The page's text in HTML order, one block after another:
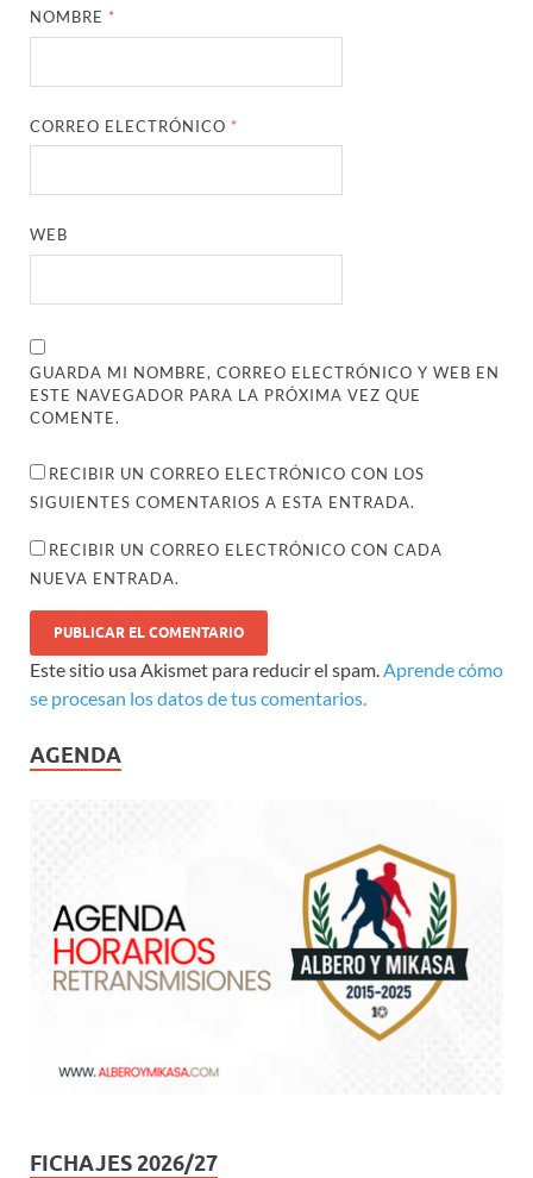
NOMBRE *
CORREO ELECTRÓNICO *
WEB
GUARDA MI NOMBRE, CORREO ELECTRÓNICO Y WEB EN
ESTE NAVEGADOR PARA LA PRÓXIMA VEZ QUE
COMENTE.
RECIBIR UN CORREO ELECTRÓNICO CON LOS
SIGUIENTES COMENTARIOS A ESTA ENTRADA.
RECIBIR UN CORREO ELECTRÓNICO CON CADA
NUEVA ENTRADA.
Este sitio usa Akismet para reducir el spam. Aprende cómo
se procesan los datos de tus comentarios.
AGENDA
FICHAJES 2026/27